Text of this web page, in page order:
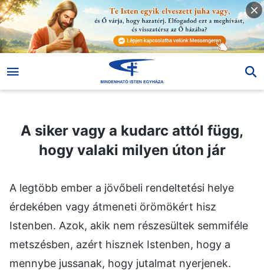
A siker vagy a kudarc attól függ,
hogy valaki milyen úton jár
A legtöbb ember a jövőbeli rendeltetési helye
érdekében vagy átmeneti örömökért hisz
Istenben. Azok, akik nem részesültek semmiféle
metszésben, azért hisznek Istenben, hogy a
mennybe jussanak, hogy jutalmat nyerjenek.